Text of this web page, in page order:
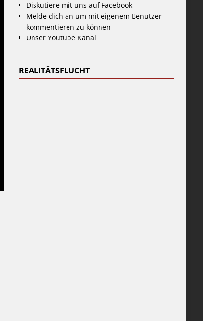
Diskutiere mit uns auf Facebook
Melde dich an um mit eigenem Benutzer
kommentieren zu können
Unser Youtube Kanal
REALITÄTSFLUCHT